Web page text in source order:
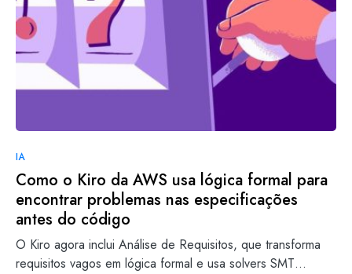
IA
Como o Kiro da AWS usa lógica formal para
encontrar problemas nas especificações
antes do código
O Kiro agora inclui Análise de Requisitos, que transforma
requisitos vagos em lógica formal e usa solvers SMT…